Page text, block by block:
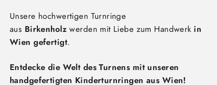
Unsere hochwertigen Turnringe
aus Birkenholz werden mit Liebe zum Handwerk in
Wien gefertigt.
Entdecke die Welt des Turnens mit unseren
handgefertigten Kinderturnringen aus Wien!